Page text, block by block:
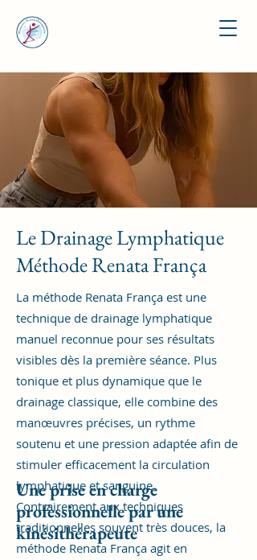
Le Drainage Lymphatique
Méthode Renata França
La méthode Renata França est une
technique de drainage lymphatique
manuel reconnue pour ses résultats
visibles dès la première séance. Plus
tonique et plus dynamique que le
drainage classique, elle combine des
manœuvres précises, un rythme
soutenu et une pression adaptée afin de
stimuler efficacement la circulation
lymphatique et sanguine.
Contrairement aux techniques
traditionnelles souvent très douces, la
méthode Renata França agit en
Une prise en charge
professionnelle par une
kinésithérapeute